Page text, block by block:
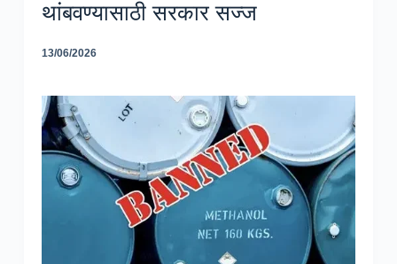
थांबवण्यासाठी सरकार सज्ज
13/06/2026